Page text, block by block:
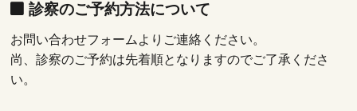
診察のご予約方法について
お問い合わせフォームよりご連絡ください。
尚、診察のご予約は先着順となりますのでご了承くださ
い。